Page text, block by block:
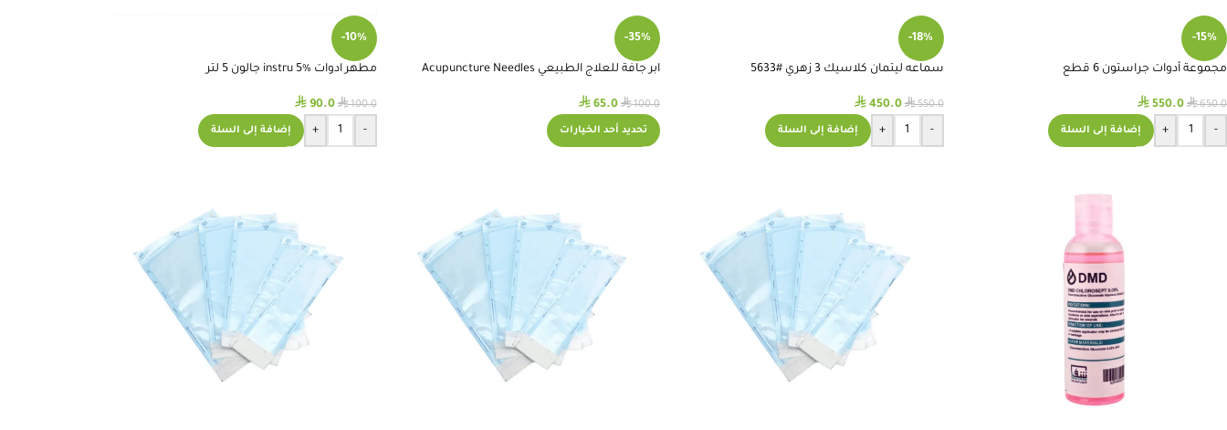
-15%
مجموعة أدوات جراستون 6 قطع
⃁650.0
⃁ 550.0
-
+ إضافة إلى السلة
-18%
سماعه ليتمان كلاسيك 3 زهري #5633
⃁550.0
⃁450.0
-
+ إضافة إلى السلة
-35%
ابر جافة للعلاج الطبيعي Acupuncture Needles
⃁100.0
⃁ 65.0
تحديد أحد الخيارات
-10%
مطهر ادوات instru 5% جالون 5 لتر
⃁100.0
⃁90.0
-
+ إضافة إلى السلة